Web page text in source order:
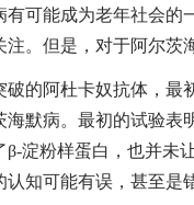
能成为老年社会的
。但是，对于阿尔茨
的阿杜卡奴抗体，最
海默病。最初的试验
淀粉样蛋白，也并未
知可能有误，甚至是